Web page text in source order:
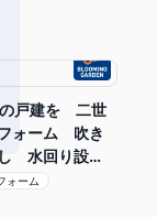
戸建を 二世
ォーム 吹き
水回り設備
ォーム